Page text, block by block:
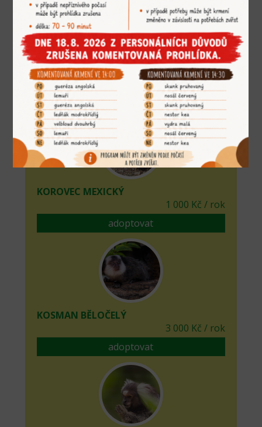
KOČKA RYBÁŘSKÁ
5 000 Kč / rok
adoptovat
KOROVEC MEXICKÝ
1 000 Kč / rok
adoptovat
KOSMAN BĚLOČELÝ
3 000 Kč / rok
adoptovat